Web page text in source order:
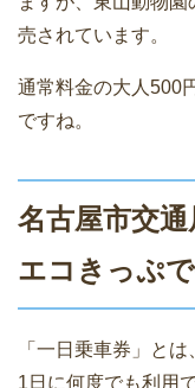
売されています。
通常料金の大人500
ですね。
名古屋市交
エコきっぷで
「一日乗車券」と
1日に何度でも利用